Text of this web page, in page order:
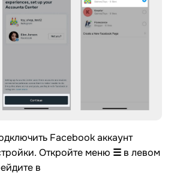
Facebook аккаунт
Откройте меню ☰ в левом
в